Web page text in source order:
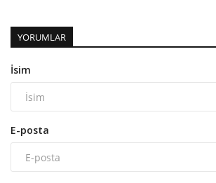
YORUMLAR
İsim
E-posta